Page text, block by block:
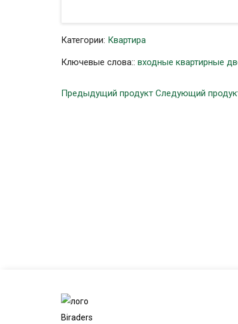
Категории: Квартира
Ключевые слова:: входные квартирные
Предыдущий продукт Следующий